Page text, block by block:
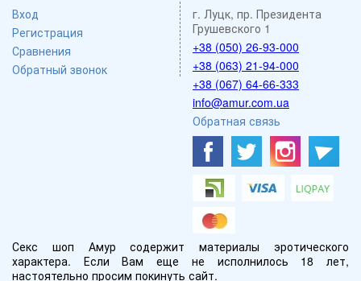
Вход
Регистрация
Сравнения
Обратный звонок
г. Луцк, пр. Президента
Грушевского 1
+38 (050) 26-93-000
+38 (063) 21-94-000
+38 (067) 64-66-333
info@amur.com.ua
Обратная связь
Секс шоп Амур содержит материалы эротического
характера. Если Вам еще не исполнилось 18 лет,
настоятельно просим покинуть сайт.